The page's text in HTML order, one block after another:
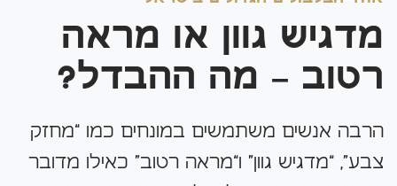
מדגיש גוון או מראה
רטוב – מה ההבדל?
הרבה אנשים משתמשים במונחים כמו “מחזק
צבע”, “מדגיש גוון” ו“מראה רטוב” כאילו מדובר